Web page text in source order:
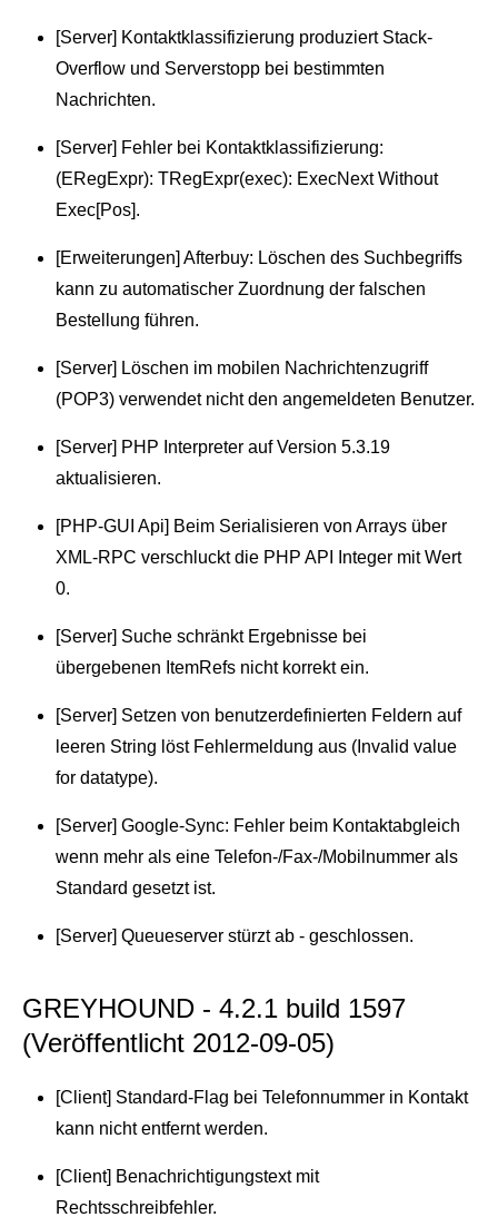
[Server] Kontaktklassifizierung produziert Stack-
Overflow und Serverstopp bei bestimmten
Nachrichten.
[Server] Fehler bei Kontaktklassifizierung:
(ERegExpr): TRegExpr(exec): ExecNext Without
Exec[Pos].
[Erweiterungen] Afterbuy: Löschen des Suchbegriffs
kann zu automatischer Zuordnung der falschen
Bestellung führen.
[Server] Löschen im mobilen Nachrichtenzugriff
(POP3) verwendet nicht den angemeldeten Benutzer.
[Server] PHP Interpreter auf Version 5.3.19
aktualisieren.
[PHP-GUI Api] Beim Serialisieren von Arrays über
XML-RPC verschluckt die PHP API Integer mit Wert
0.
[Server] Suche schränkt Ergebnisse bei
übergebenen ItemRefs nicht korrekt ein.
[Server] Setzen von benutzerdefinierten Feldern auf
leeren String löst Fehlermeldung aus (Invalid value
for datatype).
[Server] Google-Sync: Fehler beim Kontaktabgleich
wenn mehr als eine Telefon-/Fax-/Mobilnummer als
Standard gesetzt ist.
[Server] Queueserver stürzt ab - geschlossen.
GREYHOUND - 4.2.1 build 1597
(Veröffentlicht 2012-09-05)
[Client] Standard-Flag bei Telefonnummer in Kontakt
kann nicht entfernt werden.
[Client] Benachrichtigungstext mit
Rechtsschreibfehler.